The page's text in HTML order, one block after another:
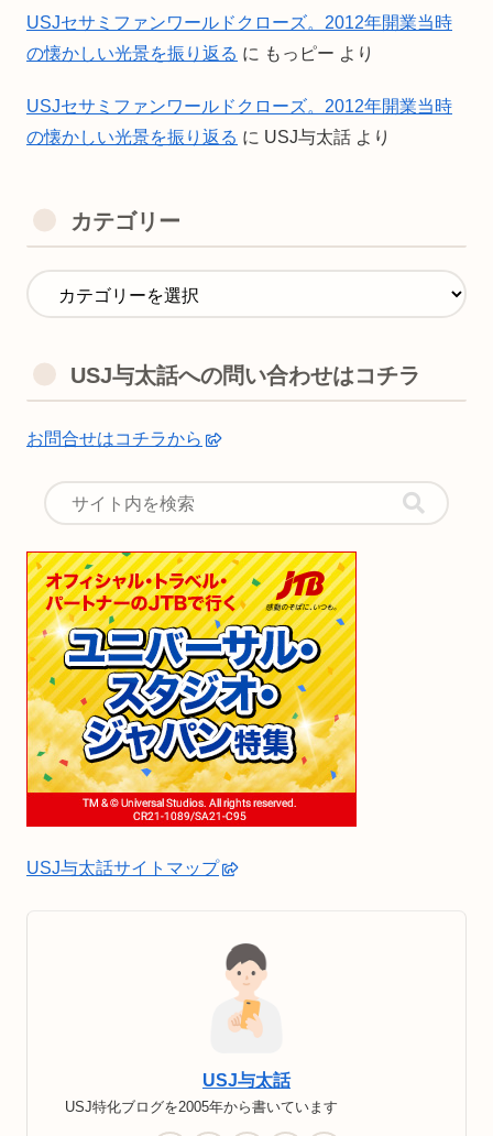
USJセサミファンワールドクローズ。2012年開業当時
の懐かしい光景を振り返る に もっピー より
USJセサミファンワールドクローズ。2012年開業当時
の懐かしい光景を振り返る に USJ与太話 より
カテゴリー
USJ与太話への問い合わせはコチラ
お問合せはコチラから
USJ与太話サイトマップ
USJ与太話
USJ特化ブログを2005年から書いています